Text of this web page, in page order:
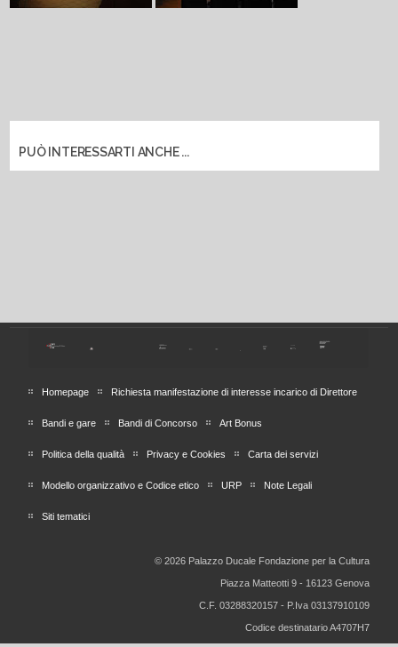
PUÒ INTERESSARTI ANCHE ...
Homepage Richiesta manifestazione di interesse incarico di Direttore
Bandi e gare Bandi di Concorso Art Bonus
Politica della qualità Privacy e Cookies Carta dei servizi
Modello organizzativo e Codice etico URP Note Legali
Siti tematici
© 2026 Palazzo Ducale Fondazione per la Cultura
Piazza Matteotti 9 - 16123 Genova
C.F. 03288320157 - P.Iva 03137910109
Codice destinatario A4707H7